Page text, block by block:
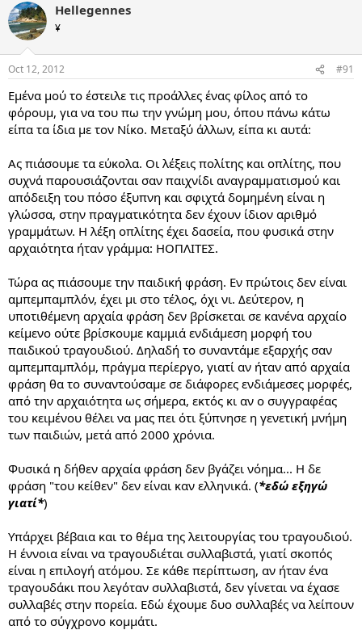
Hellegennes
¥
Oct 12, 2012 #91
Εμένα μού το έστειλε τις προάλλες ένας φίλος από το
φόρουμ, για να του πω την γνώμη μου, όπου πάνω κάτω
είπα τα ίδια με τον Νίκο. Μεταξύ άλλων, είπα κι αυτά:
Ας πιάσουμε τα εύκολα. Οι λέξεις πολίτης και οπλίτης, που
συχνά παρουσιάζονται σαν παιχνίδι αναγραμματισμού και
απόδειξη του πόσο έξυπνη και σφιχτά δομημένη είναι η
γλώσσα, στην πραγματικότητα δεν έχουν ίδιον αριθμό
γραμμάτων. Η λέξη οπλίτης έχει δασεία, που φυσικά στην
αρχαιότητα ήταν γράμμα: HΟΠΛΙΤΕΣ.
Τώρα ας πιάσουμε την παιδική φράση. Εν πρώτοις δεν είναι
αμπεμπαμπλόν, έχει μι στο τέλος, όχι νι. Δεύτερον, η
υποτιθέμενη αρχαία φράση δεν βρίσκεται σε κανένα αρχαίο
κείμενο ούτε βρίσκουμε καμμιά ενδιάμεση μορφή του
παιδικού τραγουδιού. Δηλαδή το συναντάμε εξαρχής σαν
αμπεμπαμπλόμ, πράγμα περίεργο, γιατί αν ήταν από αρχαία
φράση θα το συναντούσαμε σε διάφορες ενδιάμεσες μορφές,
από την αρχαιότητα ως σήμερα, εκτός κι αν ο συγγραφέας
του κειμένου θέλει να μας πει ότι ξύπνησε η γενετική μνήμη
των παιδιών, μετά από 2000 χρόνια.
Φυσικά η δήθεν αρχαία φράση δεν βγάζει νόημα... Η δε
φράση "του κείθεν" δεν είναι καν ελληνικά. (*εδώ εξηγώ
γιατί*)
Υπάρχει βέβαια και το θέμα της λειτουργίας του τραγουδιού.
Η έννοια είναι να τραγουδιέται συλλαβιστά, γιατί σκοπός
είναι η επιλογή ατόμου. Σε κάθε περίπτωση, αν ήταν ένα
τραγουδάκι που λεγόταν συλλαβιστά, δεν γίνεται να έχασε
συλλαβές στην πορεία. Εδώ έχουμε δυο συλλαβές να λείπουν
από το σύγχρονο κομμάτι.